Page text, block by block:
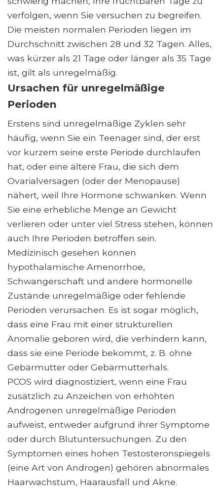
verfolgen, wenn Sie versuchen zu begreifen.
Die meisten normalen Perioden liegen im
Durchschnitt zwischen 28 und 32 Tagen. Alles,
was kürzer als 21 Tage oder länger als 35 Tage
ist, gilt als unregelmäßig.
Ursachen für unregelmäßige
Perioden
Erstens sind unregelmäßige Zyklen sehr
häufig, wenn Sie ein Teenager sind, der erst
vor kurzem seine erste Periode durchlaufen
hat, oder eine ältere Frau, die sich dem
Ovarialversagen (oder der Menopause)
nähert, weil Ihre Hormone schwanken. Wenn
Sie eine erhebliche Menge an Gewicht
verlieren oder unter viel Stress stehen, können
auch Ihre Perioden betroffen sein.
Medizinisch gesehen können
hypothalamische Amenorrhoe,
Schwangerschaft und andere hormonelle
Zustände unregelmäßige oder fehlende
Perioden verursachen. Es ist sogar möglich,
dass eine Frau mit einer strukturellen
Anomalie geboren wird, die verhindern kann,
dass sie eine Periode bekommt, z. B. ohne
Gebärmutter oder Gebärmutterhals.
PCOS wird diagnostiziert, wenn eine Frau
zusätzlich zu Anzeichen von erhöhten
Androgenen unregelmäßige Perioden
aufweist, entweder aufgrund ihrer Symptome
oder durch Blutuntersuchungen. Zu den
Symptomen eines hohen Testosteronspiegels
(eine Art von Androgen) gehören abnormales
Haarwachstum, Haarausfall und Akne.